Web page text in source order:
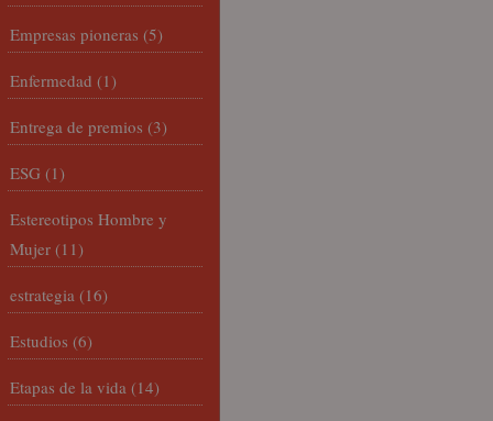
Empresas pioneras (5)
Enfermedad (1)
Entrega de premios (3)
ESG (1)
Estereotipos Hombre y
Mujer (11)
estrategia (16)
Estudios (6)
Etapas de la vida (14)